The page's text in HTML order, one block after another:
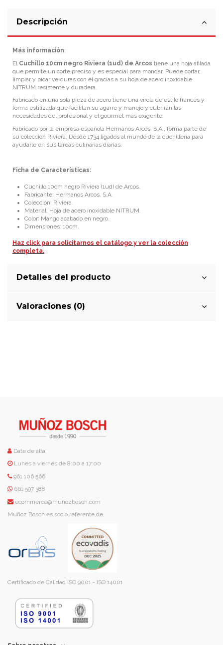
Descripción
Más información:
El Cuchillo 10cm negro Riviera (1ud) de Arcos tiene una hoja afilada
que permite un corte preciso y es especial para mondar. Puede cortar,
limpiar y picar verduras con él gracias a su hoja de acero inoxidable
NITRUM resistente y duradera.
Fabricado en una sola pieza de acero tiene una virola de estilo francés y
forma estilizada que facilitan su agarre y manejo y cubrirán las
necesidades del profesional y el gourmet más exigente.
Fabricado por la empresa española Hermanos Arcos, S.A., forma parte de
su colección Riviera. Desde 1734 ligados al mundo de la cuchillería para
ayudarle en sus tareas culinarias diarias.
Ficha de Características:
Cuchillo 10cm negro Riviera (1ud) de Arcos.
Fabricante: Hermanos Arcos, S.A.
Colección: Riviera.
Material: Hoja de acero inoxidable NITRUM.
Color: Mango acabado en negro.
Dimensiones: 10cm.
Haz click para solicitarnos el catálogo y ver la colección
completa.
Detalles del producto
Valoraciones (0)
Date de alta
Lunes a viernes de 8:00 a 17:00
961 106 566
661 597 388
ecommerce@munozbosch.com
Muñoz Bosch es socio referente de
Certificado de Calidad ISO 9001 - ISO 14001